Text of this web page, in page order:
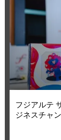
フジアルテ
ジネスチャ